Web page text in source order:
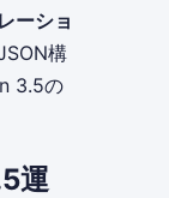
ーショ
構
3.5の
運